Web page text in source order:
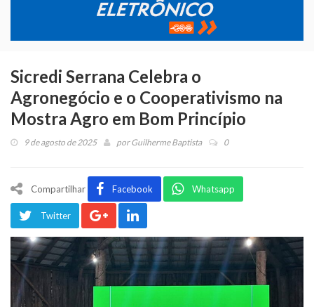
Sicredi Serrana Celebra o
Agronegócio e o Cooperativismo na
Mostra Agro em Bom Princípio
9 de agosto de 2025 porGuilherme Baptista 0
Compartilhar Facebook Whatsapp
Twitter